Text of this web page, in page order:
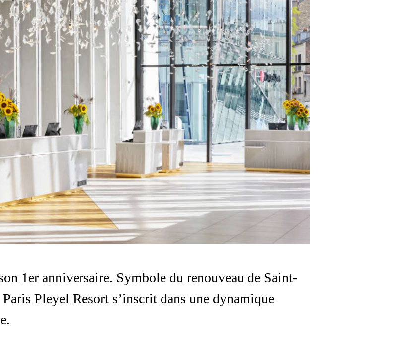
1er anniversaire. Symbole du renouveau de Saint-
Pleyel Resort s’inscrit dans une dynamique